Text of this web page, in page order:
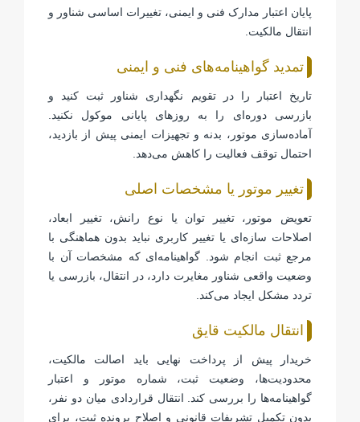
پایان اعتبار مدارک فنی و ایمنی، تغییرات اساسی شناور و
انتقال مالکیت.
تمدید گواهینامه‌های فنی و ایمنی
تاریخ اعتبار را در تقویم نگهداری شناور ثبت کنید و
بازرسی دوره‌ای را به روزهای پایانی موکول نکنید.
آماده‌سازی موتور، بدنه و تجهیزات ایمنی پیش از بازدید،
احتمال توقف فعالیت را کاهش می‌دهد.
تغییر موتور یا مشخصات اصلی
تعویض موتور، تغییر توان یا نوع رانش، تغییر ابعاد،
اصلاحات سازه‌ای یا تغییر کاربری نباید بدون هماهنگی با
مرجع ثبت انجام شود. گواهینامه‌ای که مشخصات آن با
وضعیت واقعی شناور مغایرت دارد، در انتقال، بازرسی یا
تردد مشکل ایجاد می‌کند.
انتقال مالکیت قایق
خریدار پیش از پرداخت نهایی باید اصالت مالکیت،
محدودیت‌ها، وضعیت ثبت، شماره موتور و اعتبار
گواهینامه‌ها را بررسی کند. انتقال قراردادی میان دو نفر،
بدون تکمیل تشریفات قانونی و اصلاح پرونده ثبت، برای